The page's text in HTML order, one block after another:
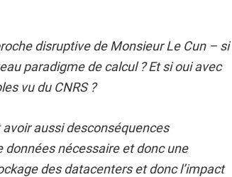
disruptive de Monsieur Le Cun – si
paradigme de calcul ? Et si oui avec
vu du CNRS ?
aussi desconséquences
nécessaire et donc une
des datacenters et donc l’impact